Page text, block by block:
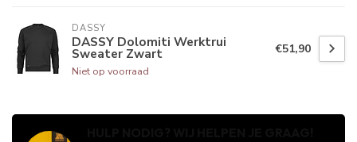
DASSY
DASSY Dolomiti Werktrui
Sweater Zwart
Niet op voorraad
€51,90